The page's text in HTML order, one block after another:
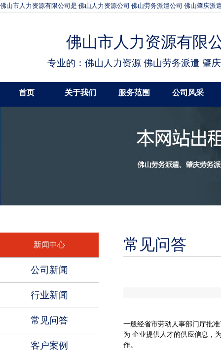
佛山市人力资源有限公司是 佛山人力资源公司 佛山劳务派遣公司 佛山肇庆派
佛山市人力资源有限
专业的：佛山人力资源 佛山劳务派遣 肇
首页 关于我们 服务范围 公司风采
新闻中心
公司新闻
行业新闻
常见问答
客户案例
常见问答
一般经省市劳动人事部门厅批
为 企业提供人才的供应信息，
作。